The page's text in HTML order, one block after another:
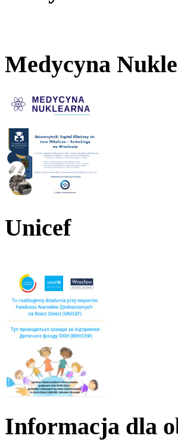
Medycyna
Unicef
Informacja dla